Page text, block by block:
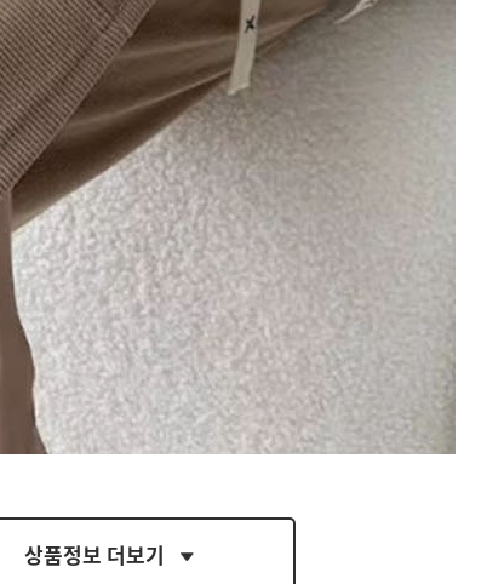
- 현재 보고 있는 페이지를 공유합니다.
페이스북 트위터 블로그
상품정보 더보기